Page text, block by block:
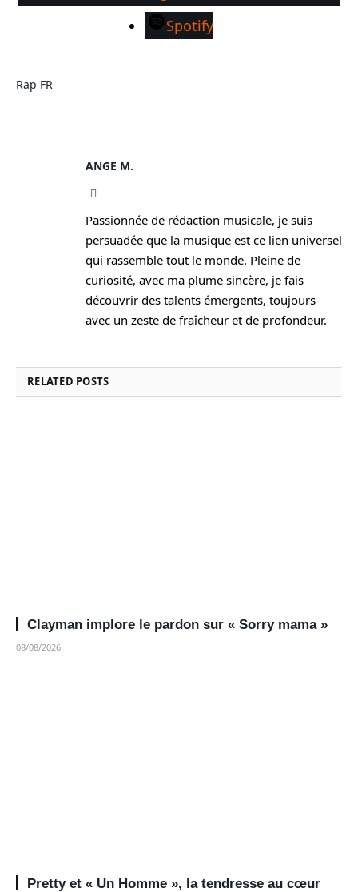
Spotify
Rap FR
ANGE M.
Passionnée de rédaction musicale, je suis
persuadée que la musique est ce lien universel
qui rassemble tout le monde. Pleine de
curiosité, avec ma plume sincère, je fais
découvrir des talents émergents, toujours
avec un zeste de fraîcheur et de profondeur.
RELATED POSTS
Clayman implore le pardon sur « Sorry mama »
08/08/2026
Pretty et « Un Homme », la tendresse au cœur